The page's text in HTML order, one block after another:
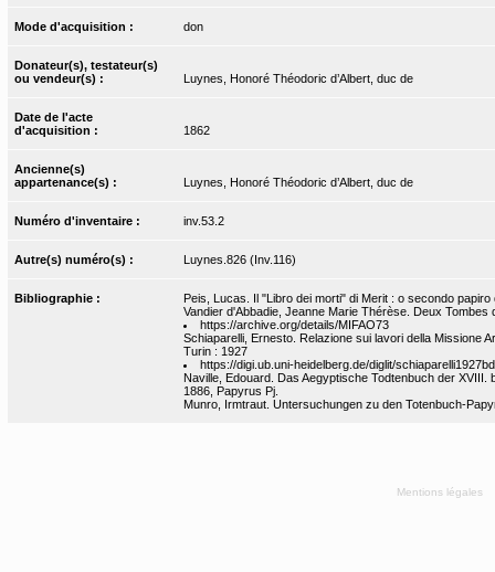
Mode d'acquisition : don
Donateur(s), testateur(s)
ou vendeur(s) :
Luynes, Honoré Théodoric d’Albert, duc de
Date de l'acte
d'acquisition :
1862
Ancienne(s)
appartenance(s) :
Luynes, Honoré Théodoric d’Albert, duc de
Numéro d'inventaire : inv.53.2
Autre(s) numéro(s) : Luynes.826 (Inv.116)
Bibliographie :
Peis, Lucas. Il "Libro dei morti" di Merit : o secondo papiro
Vandier d'Abbadie, Jeanne Marie Thérèse. Deux
https://archive.org/details/MIFAO73
Schiaparelli, Ernesto. Relazione sui lavori della Missione
Turin : 1927
https://digi.ub.uni-heidelberg.de/diglit/
Naville, Edouard. Das Aegyptische Todtenbuch der
1886, Papyrus Pj.
Munro, Irmtraut. Untersuchungen zu den Totenbuch-
Mentions légales